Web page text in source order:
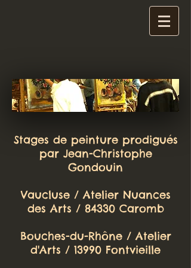
Stages de peinture prodigués
par Jean-Christophe
Gondouin
Vaucluse / Atelier Nuances
des Arts / 84330 Caromb
Bouches-du-Rhône / Atelier
d'Arts / 13990 Fontvieille